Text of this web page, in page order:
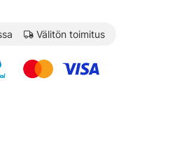
Välitön toimitus